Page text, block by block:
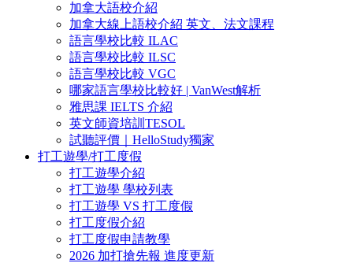
加拿大語校介紹
加拿大線上語校介紹 英文、法文課程
語言學校比較 ILAC
語言學校比較 ILSC
語言學校比較 VGC
哪家語言學校比較好 | VanWest解析
雅思課 IELTS 介紹
英文師資培訓TESOL
試聽評價｜HelloStudy獨家
打工遊學/打工度假
打工遊學介紹
打工遊學 學校列表
打工遊學 VS 打工度假
打工度假介紹
打工度假申請教學
2026 加打搶先報 進度更新